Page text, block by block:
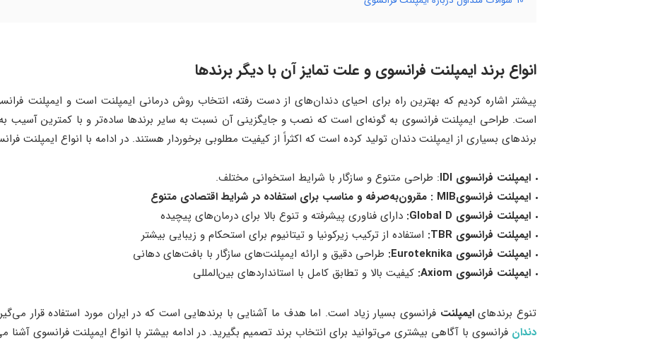
انواع برند ایمپلنت فرانسوی و علت تمایز آن با دیگر برند‌ها
پیشتر اشاره کردیم که بهترین راه برای احیای دندان‌های از دست رفته، انتخاب روش درمانی ایمپلنت است و ایمپلنت
است. طراحی ایمپلنت فرانسوی به گونه‌ای است که نصب و جایگزینی آن نسبت به سایر برند‌ها ساده‌تر و با کمترین آسیب
برندهای بسیاری از ایمپلنت دندان تولید کرده است که اکثراً از کیفیت مطلوبی برخوردار هستند. در ادامه با انواع ایمپلنت
ایمپلنت فرانسوی IDI: طراحی متنوع و سازگار با شرایط استخوانی مختلف.
ایمپلنت فرانسویMIB
: مقرون‌به‌صرفه و مناسب برای استفاده در شرایط اقتصادی متنوع
ایمپلنت فرانسوی Global D
: دارای فناوری پیشرفته و تنوع بالا برای درمان‌های پیچیده
ایمپلنت فرانسوی TBR
: استفاده از ترکیب زیرکونیا و تیتانیوم برای استحکام و زیبایی بیشتر
ایمپلنت فرانسوی Euroteknika
: طراحی دقیق و ارائه ایمپلنت‌های سازگار با بافت‌های دهانی
ایمپلنت فرانسوی Axiom
: کیفیت بالا و تطابق کامل با استانداردهای بین‌المللی
تنوع برند‌هایایمپلنت فرانسوی بسیار زیاد است. اما هدف ما آشنایی با برند‌هایی است که در ایران مورد استفاده قرار
دندان فرانسوی با آگاهی بیشتری می‌توانید برای انتخاب برند تصمیم بگیرید. در ادامه بیشتر با انواع ایمپلنت فرانسوی آشنا